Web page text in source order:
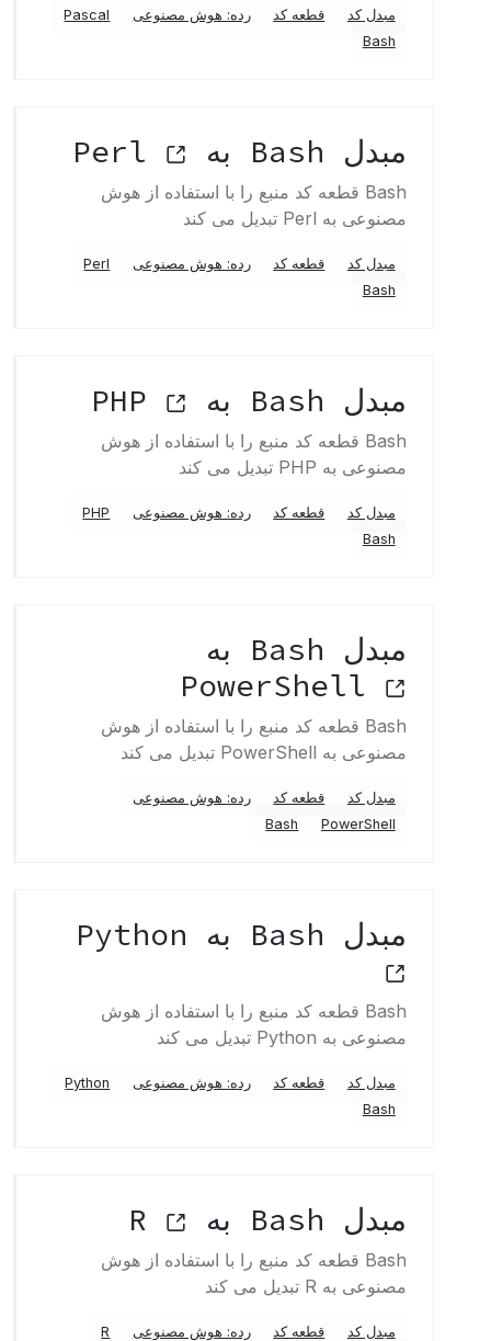
مبدل کد قطعه کد رده: هوش مصنوعی
Pascal
Bash
مبدل Bash به Perl
Bash قطعه کد منبع را با استفاده از هوش
مصنوعی به Perl تبدیل می کند
مبدل کد قطعه کد رده: هوش مصنوعی
Perl
Bash
مبدل Bash به PHP
Bash قطعه کد منبع را با استفاده از هوش
مصنوعی به PHP تبدیل می کند
مبدل کد قطعه کد رده: هوش مصنوعی
PHP
Bash
مبدل Bash به
PowerShell
Bash قطعه کد منبع را با استفاده از هوش
مصنوعی به PowerShell تبدیل می کند
مبدل کد قطعه کد
رده: هوش مصنوعی
PowerShell
Bash
مبدل Bash به Python
Bash قطعه کد منبع را با استفاده از هوش
مصنوعی به Python تبدیل می کند
مبدل کد قطعه کد رده: هوش مصنوعی
Python
Bash
مبدل Bash به R
Bash قطعه کد منبع را با استفاده از هوش
مصنوعی به R تبدیل می کند
مبدل کد قطعه کد رده: هوش مصنوعی
R